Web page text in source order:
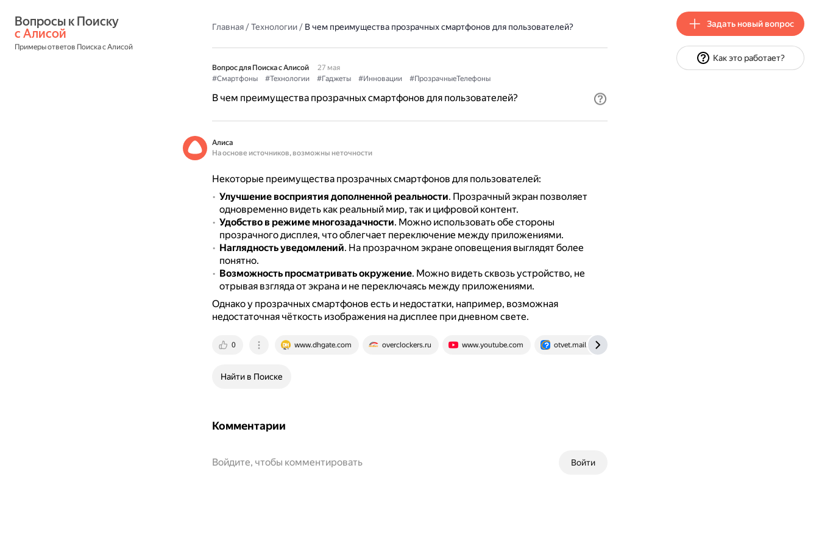
с Алисой
Примеры ответов Поиска с Алисой
Главная/Технологии/ В чем преимущества прозрачных смартфонов для пользователей?
Вопрос для Поиска с Алисой
27 мая
#Смартфоны
#Технологии #Гаджеты #Инновации #ПрозрачныеТелефоны
В чем преимущества прозрачных смартфонов для пользователей?
Алиса
На основе источников, возможны неточности
Некоторые преимущества прозрачных смартфонов для пользователей:
Улучшение восприятия дополненной реальности. Прозрачный экран позволяет
одновременно видеть как реальный мир, так и цифровой контент.
Удобство в режиме многозадачности. Можно использовать обе стороны
прозрачного дисплея, что облегчает переключение между приложениями.
Наглядность уведомлений. На прозрачном экране оповещения выглядят более
понятно.
Возможность просматривать окружение. Можно видеть сквозь устройство, не
отрывая взгляда от экрана и не переключаясь между приложениями.
Однако у прозрачных смартфонов есть и недостатки, например, возможная
недостаточная чёткость изображения на дисплее при дневном свете.
0 www.dhgate.com overclockers.ru www.youtube.com otvet.mail.ru
Найти в Поиске
Комментарии
Войти
Войдите, чтобы комментировать
Задать новый вопрос
Как это работает?